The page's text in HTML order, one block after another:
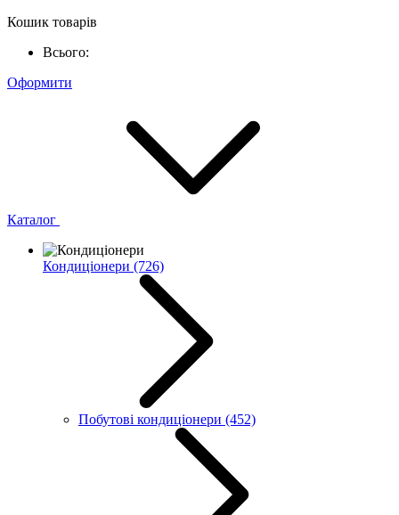
Кошик товарів
Всього:
Оформити
Каталог
Кондиціонери (726)
Побутові кондиціонери (452)